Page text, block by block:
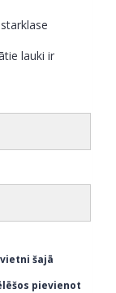
lauki ir
šajā
pievienot